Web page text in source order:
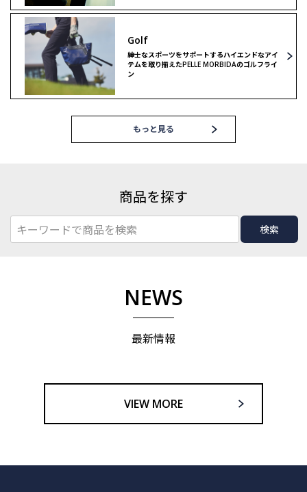
Golf
紳士なスポーツをサポートするハイエンドなアイ
テムを取り揃えたPELLE MORBIDAのゴルフライ
ン
もっと見る
商品を探す
検索
NEWS
最新情報
VIEW MORE